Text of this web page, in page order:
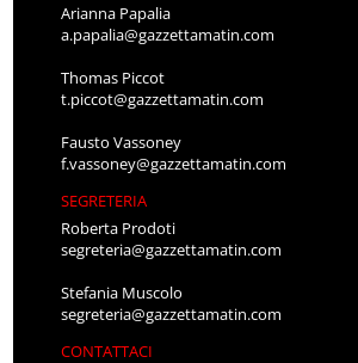
Arianna Papalia
a.papalia@gazzettamatin.com
Thomas Piccot
t.piccot@gazzettamatin.com
Fausto Vassoney
f.vassoney@gazzettamatin.com
SEGRETERIA
Roberta Prodoti
segreteria@gazzettamatin.com
Stefania Muscolo
segreteria@gazzettamatin.com
CONTATTACI